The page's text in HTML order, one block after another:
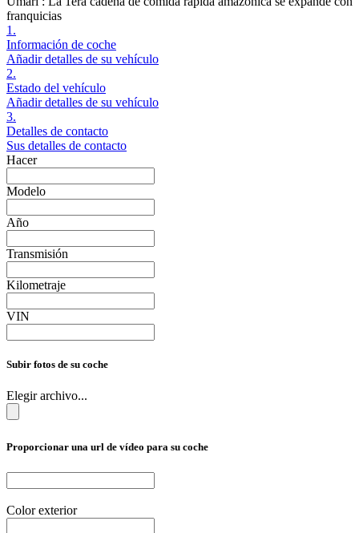
franquicias
1.
Información de coche
Añadir detalles de su vehículo
2.
Estado del vehículo
Añadir detalles de su vehículo
3.
Detalles de contacto
Sus detalles de contacto
Hacer
Modelo
Año
Transmisión
Kilometraje
VIN
Subir fotos de su coche
Elegir archivo...
Proporcionar una url de vídeo para su coche
Color exterior